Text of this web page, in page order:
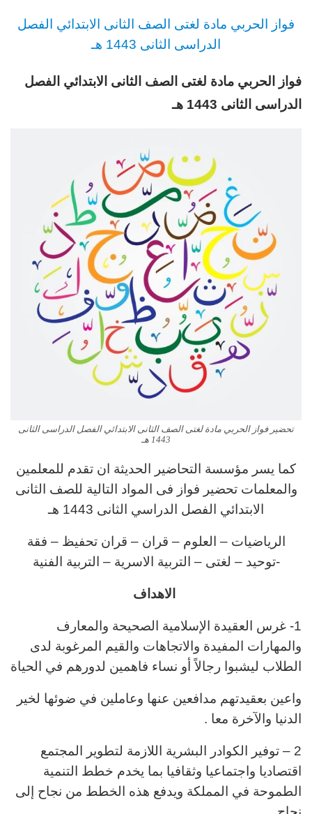
فواز الحربي مادة لغتى الصف الثانى الابتدائي الفصل
الدراسى الثانى 1443 هـ
فواز الحربي مادة لغتى الصف الثانى الابتدائي الفصل
الدراسى الثانى 1443 هـ
تحضير فواز الحربي مادة لغتى الصف الثانى الابتدائي الفصل الدراسى الثانى
1443 هـ
كما يسر مؤسسة التحاضير الحديثة ان تقدم للمعلمين
والمعلمات تحضير فواز فى المواد التالية للصف الثانى
الابتدائي الفصل الدراسي الثانى 1443 هـ
الرياضيات – العلوم – قران – قران تحفيظ – فقة
-توحيد – لغتى – التربية الاسرية – التربية الفنية
الاهداف
1- غرس العقيدة الإسلامية الصحيحة والمعارف
والمهارات المفيدة والاتجاهات والقيم المرغوبة لدى
الطلاب ليشبوا رجالاًأو نساء فاهمين لدورهم في الحياة
واعين بعقيدتهم مدافعين عنها وعاملين في ضوئها لخير
الدنيا والآخرة معا .
2 – توفير الكوادر البشرية اللازمة لتطوير المجتمع
اقتصاديا واجتماعيا وثقافيا بما يخدم خطط التنمية
الطموحة في المملكة ويدفع هذه الخطط من نجاح إلى